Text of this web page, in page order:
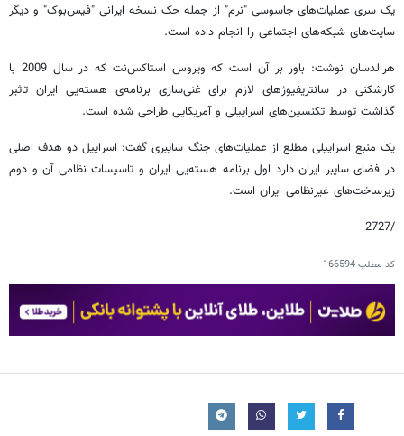
یک سری عملیات‌های جاسوسی "نرم" از جمله حک نسخه ایرانی "فیس‌بوک" و دیگر
سایت‌های شبکه‌های اجتماعی را انجام داده است.
هرالدسان نوشت: باور بر آن است که ویروس استاکس‌نت که در سال 2009 با
کارشکنی در سانتریفیوژهای لازم برای غنی‌سازی برنامه‌ی هسته‌یی ایران تاثیر
گذاشت توسط تکنسین‌های اسراییلی و آمریکایی طراحی شده است.
یک منبع اسراییلی مطلع از عملیات‌های جنگ سایبری گفت: اسراییل دو هدف اصلی
در فضای سایبر ایران دارد اول برنامه هسته‌یی ایران و تاسیسات نظامی آن و دوم
زیرساخت‌های غیرنظامی ایران است.
/2727
کد مطلب166594